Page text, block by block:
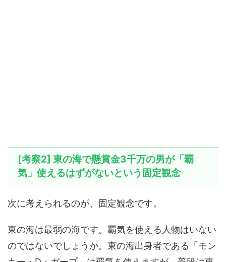
[考察2] 東の海で懸賞金3千万の男が「覇
気」使えるはずがないという固定観念
次に考えられるのが、固定観念です。
東の海は最弱の海です。覇気を使える人物はいない
のではないでしょうか。東の海出身者である「モン